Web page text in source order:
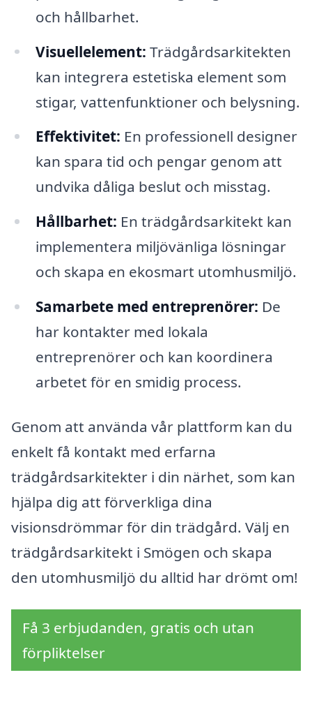
och hållbarhet.
Visuellelement: Trädgårdsarkitekten
kan integrera estetiska element som
stigar, vattenfunktioner och belysning.
Effektivitet: En professionell designer
kan spara tid och pengar genom att
undvika dåliga beslut och misstag.
Hållbarhet: En trädgårdsarkitekt kan
implementera miljövänliga lösningar
och skapa en ekosmart utomhusmiljö.
Samarbete med entreprenörer: De
har kontakter med lokala
entreprenörer och kan koordinera
arbetet för en smidig process.
Genom att använda vår plattform kan du
enkelt få kontakt med erfarna
trädgårdsarkitekter i din närhet, som kan
hjälpa dig att förverkliga dina
visionsdrömmar för din trädgård. Välj en
trädgårdsarkitekt i Smögen och skapa
den utomhusmiljö du alltid har drömt om!
Få 3 erbjudanden, gratis och utan
förpliktelser